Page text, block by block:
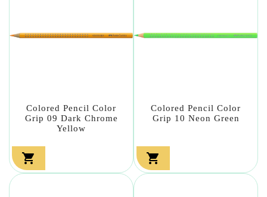
Colored Pencil Color
Grip 09 Dark Chrome
Yellow

Colored Pencil Color
Grip 10 Neon Green
